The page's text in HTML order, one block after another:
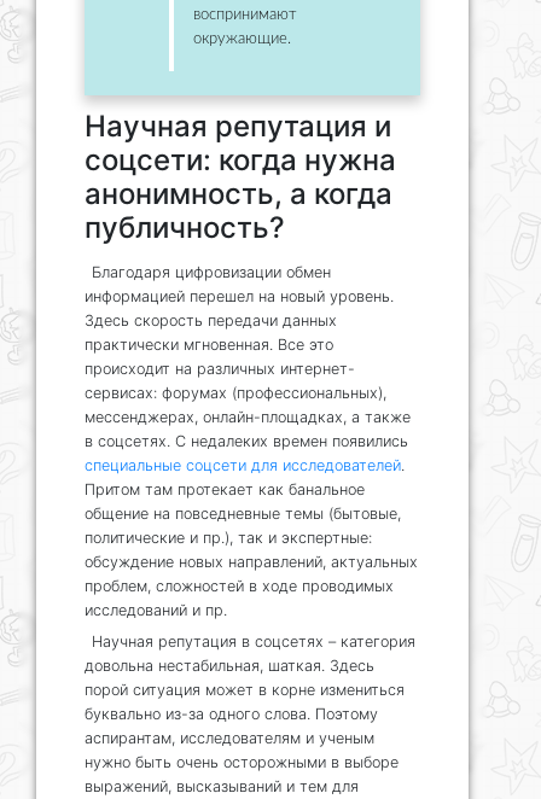
воспринимают
окружающие.
Научная репутация и
соцсети: когда нужна
анонимность, а когда
публичность?
Благодаря цифровизации обмен
информацией перешел на новый уровень.
Здесь скорость передачи данных
практически мгновенная. Все это
происходит на различных интернет-
сервисах: форумах (профессиональных),
мессенджерах, онлайн-площадках, а также
в соцсетях. С недалеких времен появились
специальные соцсети для исследователей
Притом там протекает как банальное
общение на повседневные темы (бытовые,
политические и пр.), так и экспертные:
обсуждение новых направлений, актуальных
проблем, сложностей в ходе проводимых
исследований и пр.
Научная репутация в соцсетях – категория
довольна нестабильная, шаткая. Здесь
порой ситуация может в корне измениться
буквально из-за одного слова. Поэтому
аспирантам, исследователям и ученым
нужно быть очень осторожными в выборе
выражений, высказываний и тем для